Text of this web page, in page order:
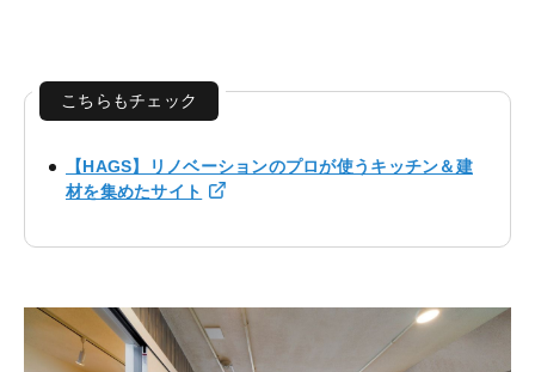
こちらもチェック
【HAGS】リノベーションのプロが使うキッチン＆建
材を集めたサイト